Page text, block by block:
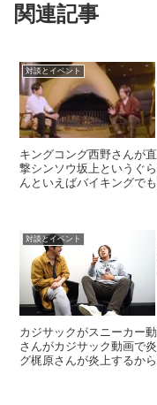
関連記事
対談とイベント
キングコング西野さんが
撃シンソウ坂上というぐ
んといえばバイキングで
対談とイベント
カジサックがスニーカー
さんがカジサック動画で
グ梶原さんが炎上するか